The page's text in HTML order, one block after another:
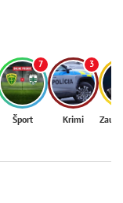
7
Šport
3
Krimi